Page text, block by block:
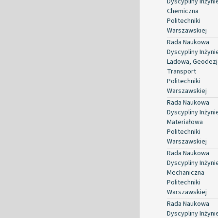
Chemiczna
Politechniki
Warszawskiej
Rada Naukowa
Dyscypliny
Lądowa,
Transport
Politechniki
Warszawskiej
Rada Naukowa
Dyscypliny
Materiałowa
Politechniki
Warszawskiej
Rada Naukowa
Dyscypliny
Mechaniczna
Politechniki
Warszawskiej
Rada Naukowa
Dyscypliny